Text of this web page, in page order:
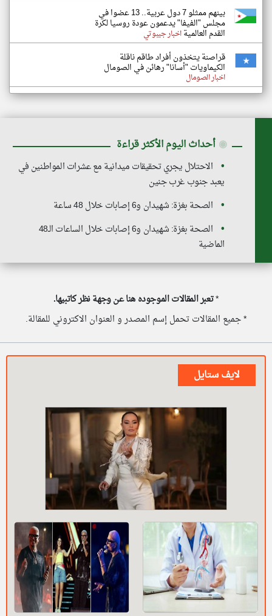
بينهم ممثلو 7 دول عربية.. 13 عضوا في
مجلس "الفيفا" يدعمون عودة روسيا لكرة
القدم العالميةاخبار جيبوتي
قراصنة يتخذون أفراد طاقم ناقلة
الكيماويات "أسانا" رهائن في الصومال
اخبار الصومال
◉ أحداث اليوم الأكثر قراءة
الاحتلال يجري تحقيقات ميدانية مع عشرات المواطنين في
يعبد جنوب غرب جنين
الصحة بغزة: شهيدان و6 إصابات خلال 48 ساعة
الصحة بغزة: شهيدان و6 إصابات خلال الساعات الـ48
الماضية
*تعبر المقالات الموجوده هنا عن وجهة نظر كاتبيها.
* جميع المقالات تحمل إسم المصدر و العنوان الاكتروني للمقالة.
لايف ستايل